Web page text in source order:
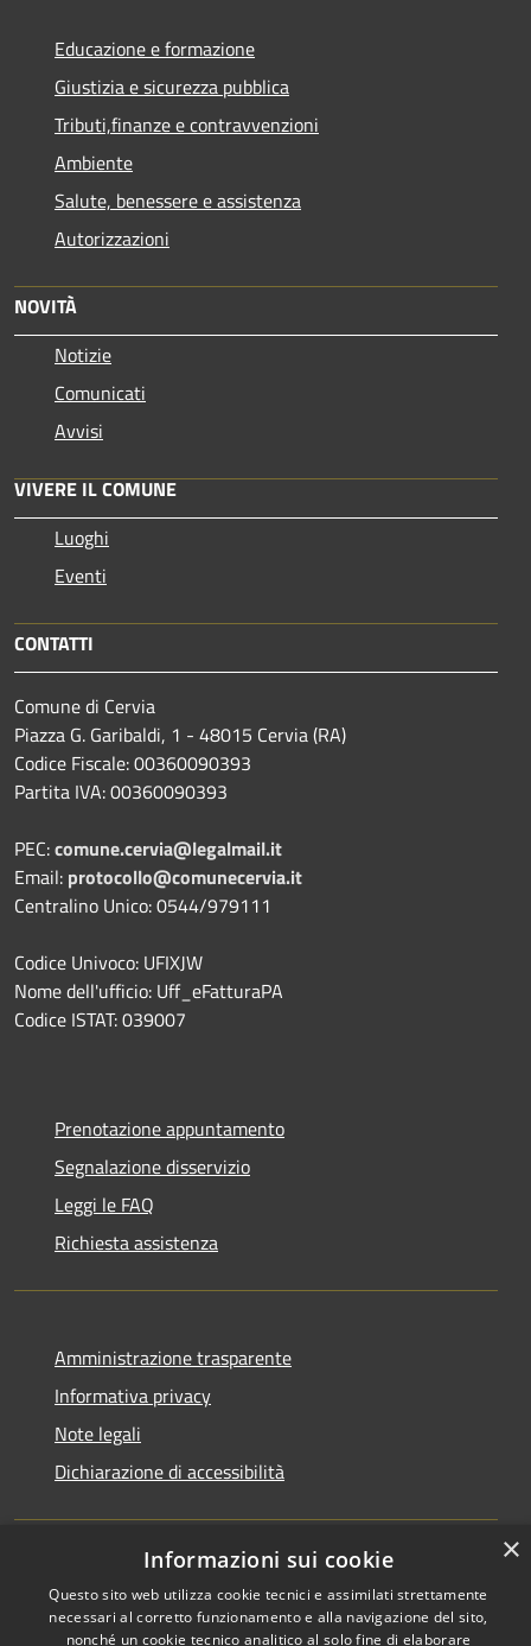
Educazione e formazione
Giustizia e sicurezza pubblica
Tributi,finanze e contravvenzioni
Ambiente
Salute, benessere e assistenza
Autorizzazioni
NOVITÀ
Notizie
Comunicati
Avvisi
VIVERE IL COMUNE
Luoghi
Eventi
CONTATTI
Comune di Cervia
Piazza G. Garibaldi, 1 - 48015 Cervia (RA)
Codice Fiscale: 00360090393
Partita IVA: 00360090393
PEC:comune.cervia@legalmail.it
Email: protocollo@comunecervia.it
Centralino Unico: 0544/979111
Codice Univoco: UFIXJW
Nome dell'ufficio: Uff_eFatturaPA
Codice ISTAT: 039007
Prenotazione appuntamento
Segnalazione disservizio
Leggi le FAQ
Richiesta assistenza
Amministrazione trasparente
Informativa privacy
Note legali
Dichiarazione di accessibilità
RSS
Accessibilità
Copyright © 2026 • Comune di
Cervia • Powered by
×
Informazioni sui cookie
Questo sito web utilizza cookie tecnici e assimilati strettamente
necessari al corretto funzionamento e alla navigazione del sito,
nonché un cookie tecnico analitico al solo fine di elaborare